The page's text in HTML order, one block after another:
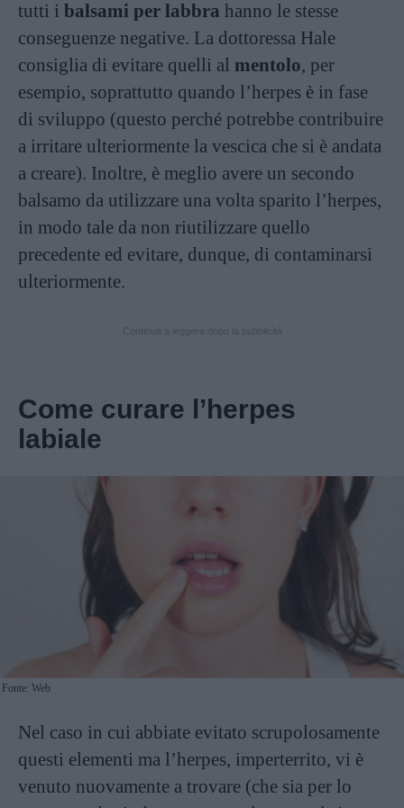
tutti i balsami per labbra hanno le stesse
conseguenze negative. La dottoressa Hale
consiglia di evitare quelli al mentolo, per
esempio, soprattutto quando l’herpes è in fase
di sviluppo (questo perché potrebbe contribuire
a irritare ulteriormente la vescica che si è andata
a creare). Inoltre, è meglio avere un secondo
balsamo da utilizzare una volta sparito l’herpes,
in modo tale da non riutilizzare quello
precedente ed evitare, dunque, di contaminarsi
ulteriormente.
Come curare l’herpes
labiale
Fonte: Web
Nel caso in cui abbiate evitato scrupolosamente
questi elementi ma l’herpes, imperterrito, vi è
venuto nuovamente a trovare (che sia per lo